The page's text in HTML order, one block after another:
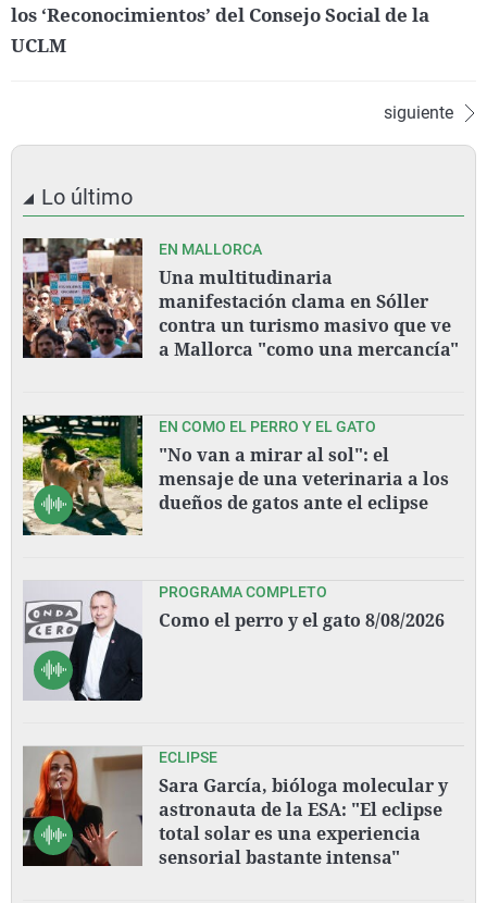
los ‘Reconocimientos’ del Consejo Social de la
UCLM
siguiente
Lo último
EN MALLORCA
Una multitudinaria
manifestación clama en Sóller
contra un turismo masivo que ve
a Mallorca "como una mercancía"
EN COMO EL PERRO Y EL GATO
"No van a mirar al sol": el
mensaje de una veterinaria a los
dueños de gatos ante el eclipse
PROGRAMA COMPLETO
Como el perro y el gato 8/08/2026
ECLIPSE
Sara García, bióloga molecular y
astronauta de la ESA: "El eclipse
total solar es una experiencia
sensorial bastante intensa"